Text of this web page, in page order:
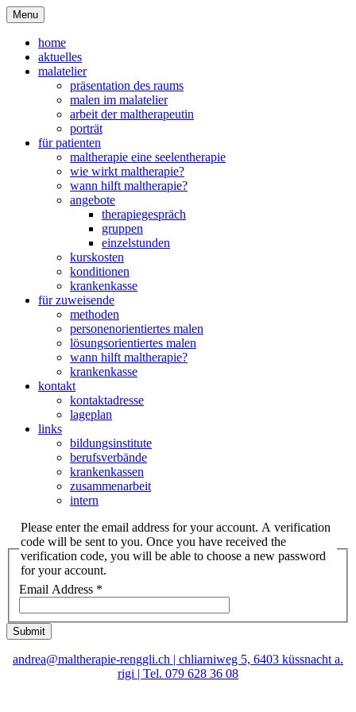
Menu
home
aktuelles
malatelier
präsentation des raums
malen im malatelier
arbeit der maltherapeutin
porträt
für patienten
maltherapie eine seelentherapie
wie wirkt maltherapie?
wann hilft maltherapie?
angebote
therapiegespräch
gruppen
einzelstunden
kurskosten
konditionen
krankenkasse
für zuweisende
methoden
personenorientiertes malen
lösungsorientiertes malen
wann hilft maltherapie?
krankenkasse
kontakt
kontaktadresse
lageplan
links
bildungsinstitute
berufsverbände
krankenkassen
zusammenarbeit
intern
Please enter the email address for your account. A verification
code will be sent to you. Once you have received the
verification code, you will be able to choose a new password
for your account.
Email Address *
Submit
andrea@maltherapie-renggli.ch | chliarniweg 5, 6403 küssnacht a.
rigi | Tel. 079 628 36 08